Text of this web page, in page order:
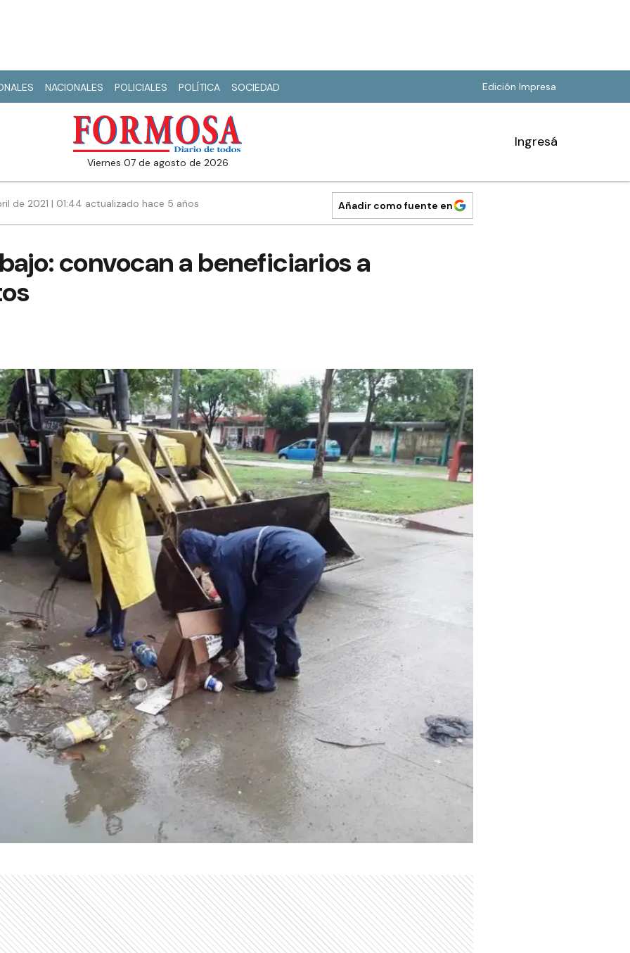
NACIONALES POLICIALES POLÍTICA SOCIEDAD Edición Impresa
viernes 07 de agosto de 2026
Ingresá
de 2021 | 01:44 actualizado hace 5 años Añadir como fuente en
convocan a beneficiarios a